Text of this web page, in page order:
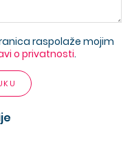
raspolaže mojim
o privatnosti.